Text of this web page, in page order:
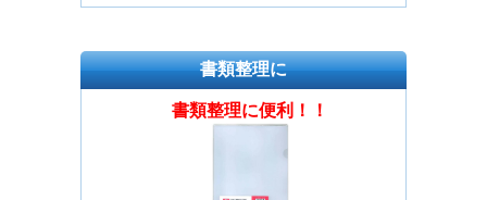
書類整理に
書類整理に便利！！